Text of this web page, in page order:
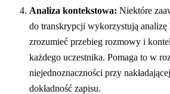
Analiza kontekstowa: Niektóre
do transkrypcji wykorzystują analizę
zrozumieć przebieg rozmowy i
każdego uczestnika. Pomaga to w
niejednoznaczności przy
dokładność zapisu.